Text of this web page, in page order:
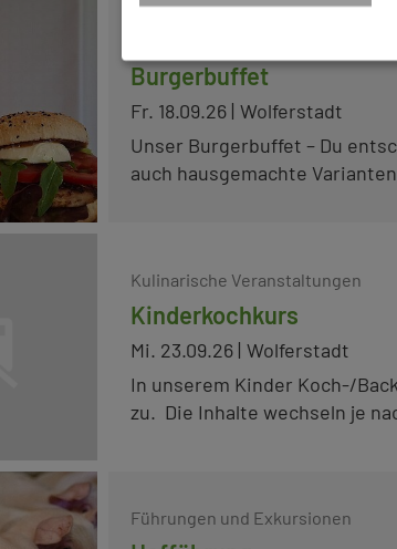
Burgerbuffet
Fr. 18.09.26 Wolferstadt
Unser Burgerbuffet – Du
auch hausgemachte
Kulinarische Veranstaltungen
Kinderkochkurs
Mi. 23.09.26 Wolferstadt
In unserem Kinder Koch-/
zu. Die Inhalte wechseln je
Führungen und Exkursionen